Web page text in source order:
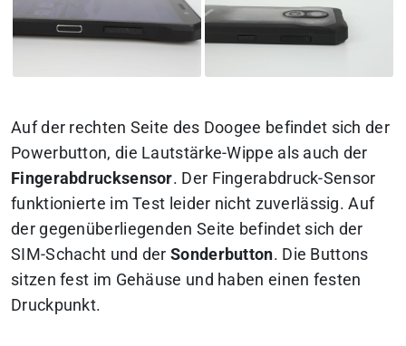
Auf der rechten Seite des Doogee befindet sich der
Powerbutton, die Lautstärke-Wippe als auch der
Fingerabdrucksensor. Der Fingerabdruck-Sensor
funktionierte im Test leider nicht zuverlässig. Auf
der gegenüberliegenden Seite befindet sich der
SIM-Schacht und derSonderbutton. Die Buttons
sitzen fest im Gehäuse und haben einen festen
Druckpunkt.